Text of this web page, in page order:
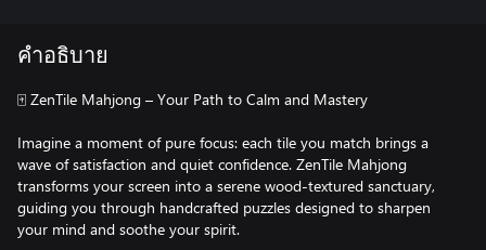
คำอธิบาย
🀄 ZenTile Mahjong – Your Path to Calm and Mastery
Imagine a moment of pure focus: each tile you match brings a
wave of satisfaction and quiet confidence. ZenTile Mahjong
transforms your screen into a serene wood‑textured sanctuary,
guiding you through handcrafted puzzles designed to sharpen
your mind and soothe your spirit.